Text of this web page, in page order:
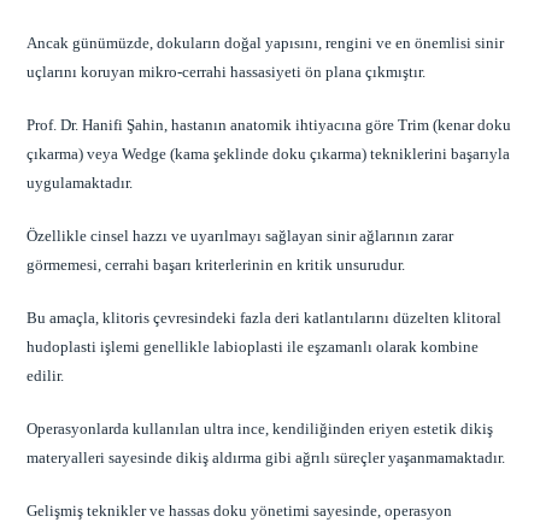
Ancak günümüzde, dokuların doğal yapısını, rengini ve en önemlisi sinir
uçlarını koruyan mikro-cerrahi hassasiyeti ön plana çıkmıştır.
Prof. Dr. Hanifi Şahin, hastanın anatomik ihtiyacına göre Trim (kenar doku
çıkarma) veya Wedge (kama şeklinde doku çıkarma) tekniklerini başarıyla
uygulamaktadır.
Özellikle cinsel hazzı ve uyarılmayı sağlayan sinir ağlarının zarar
görmemesi, cerrahi başarı kriterlerinin en kritik unsurudur.
Bu amaçla, klitoris çevresindeki fazla deri katlantılarını düzelten klitoral
hudoplasti işlemi genellikle labioplasti ile eşzamanlı olarak kombine
edilir.
Operasyonlarda kullanılan ultra ince, kendiliğinden eriyen estetik dikiş
materyalleri sayesinde dikiş aldırma gibi ağrılı süreçler yaşanmamaktadır.
Gelişmiş teknikler ve hassas doku yönetimi sayesinde, operasyon